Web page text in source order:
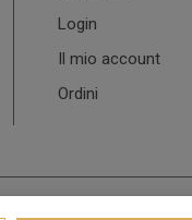
Login
Il mio account
Ordini